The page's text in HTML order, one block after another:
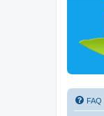
FAQ